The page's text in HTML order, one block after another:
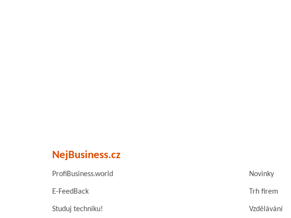
NejBusiness.cz
ProfiBusiness.world Novinky
E-FeedBack Trh firem
Studuj techniku! Vzdělávání